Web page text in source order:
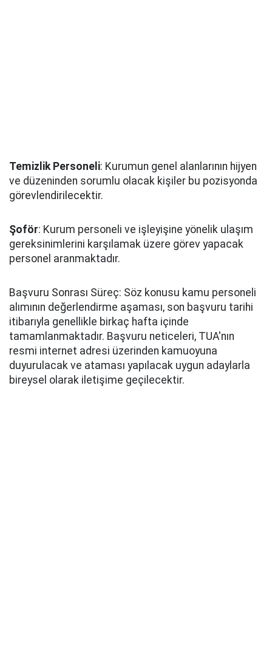
Temizlik Personeli: Kurumun genel alanlarının hijyen
ve düzeninden sorumlu olacak kişiler bu pozisyonda
görevlendirilecektir.
Şoför: Kurum personeli ve işleyişine yönelik ulaşım
gereksinimlerini karşılamak üzere görev yapacak
personel aranmaktadır.
Başvuru Sonrası Süreç: Söz konusu kamu personeli
alımının değerlendirme aşaması, son başvuru tarihi
itibarıyla genellikle birkaç hafta içinde
tamamlanmaktadır. Başvuru neticeleri, TUA'nın
resmi internet adresi üzerinden kamuoyuna
duyurulacak ve ataması yapılacak uygun adaylarla
bireysel olarak iletişime geçilecektir.